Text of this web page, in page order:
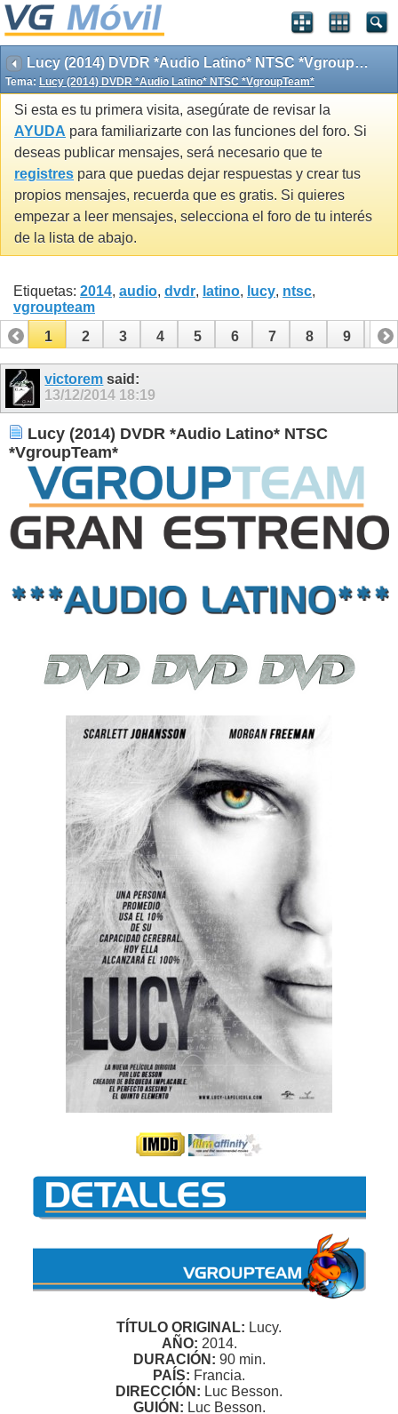
Lucy (2014) DVDR *Audio Latino* NTSC *VgroupTeam*
Tema: Lucy (2014) DVDR *Audio Latino* NTSC *VgroupTeam*
Si esta es tu primera visita, asegúrate de revisar la
AYUDA para familiarizarte con las funciones del foro. Si
deseas publicar mensajes, será necesario que te
registres para que puedas dejar respuestas y crear tus
propios mensajes, recuerda que es gratis. Si quieres
empezar a leer mensajes, selecciona el foro de tu interés
de la lista de abajo.
Etiquetas: 2014, audio, dvdr, latino, lucy, ntsc,
vgroupteam
1
2 3 4 5 6 7 8 9 10
11 13
victorem said:
13/12/2014 18:19
Lucy (2014) DVDR *Audio Latino* NTSC
*VgroupTeam*
TÍTULO ORIGINAL: Lucy.
AÑO: 2014.
DURACIÓN: 90 min.
PAÍS: Francia.
DIRECCIÓN: Luc Besson.
GUIÓN: Luc Besson.